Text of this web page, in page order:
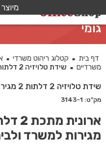
גומי
דף בית ■ קטלוג ריהוט משרדי ■
משרדיים ■ שידת טלויזיה 2 דלתות 2 מגירות +גלגלי גומי
שידת טלויזיה 2 דלתות 2 מגירות +גלגלי גומי
מק"ט: 3143-1
מגירות למשרד